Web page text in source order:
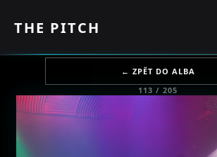
THE PITCH
← ZPĚT DO ALBA
113 / 205